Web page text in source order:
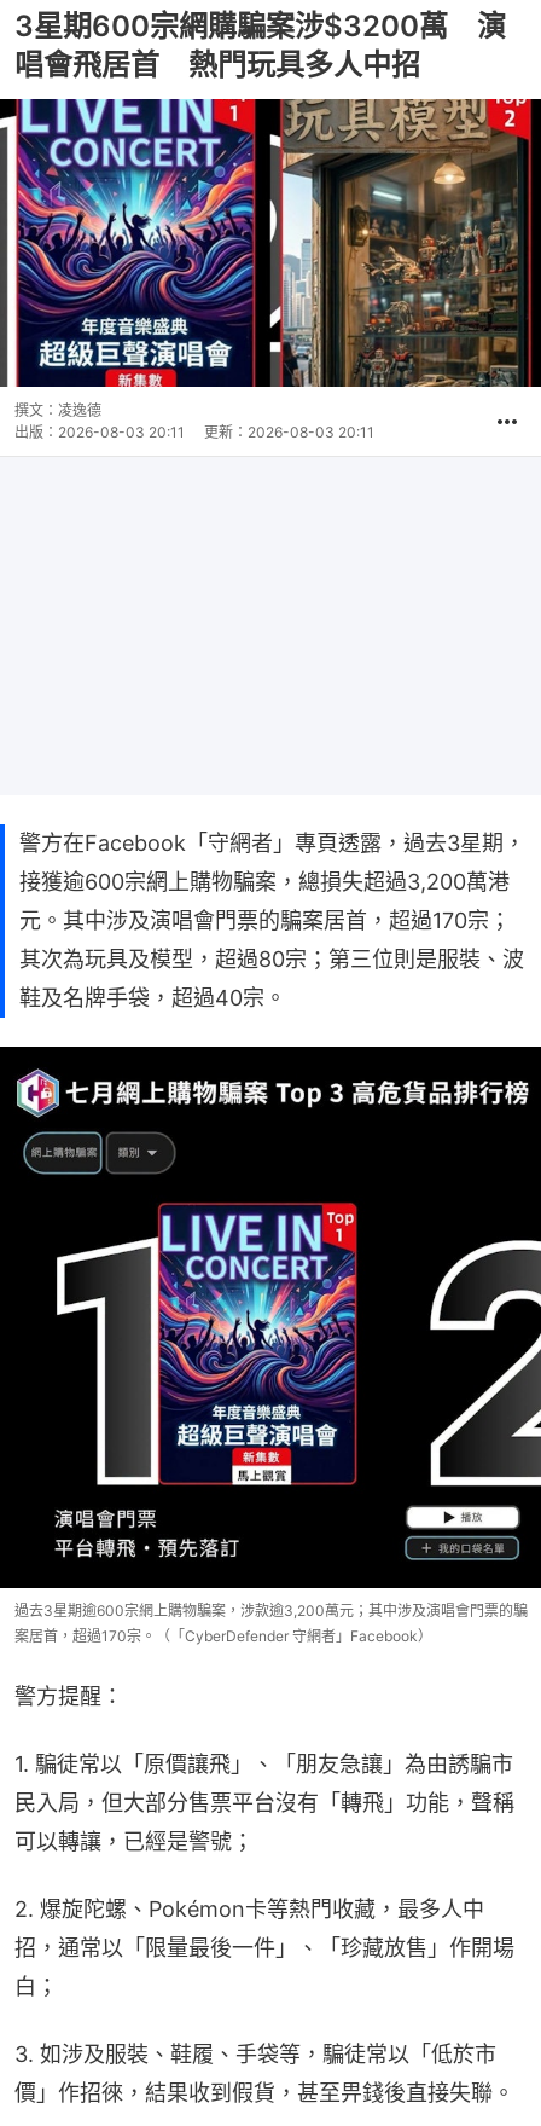
3星期600宗網購騙案涉$3200萬 演
唱會飛居首 熱門玩具多人中招
撰文： 凌逸德
出版： 2026-08-03 20:11 更新： 2026-08-03 20:11
警方在Facebook「守網者」專頁透露，過去3星期，
接獲逾600宗網上購物騙案，總損失超過3,200萬港
元。其中涉及演唱會門票的騙案居首，超過170宗；
其次為玩具及模型，超過80宗；第三位則是服裝、波
鞋及名牌手袋，超過40宗。
過去3星期逾600宗網上購物騙案，涉款逾3,200萬元；其中涉及演唱會門票的騙
案居首，超過170宗。（「CyberDefender 守網者」Facebook）
警方提醒：
1. 騙徒常以「原價讓飛」、「朋友急讓」為由誘騙市
民入局，但大部分售票平台沒有「轉飛」功能，聲稱
可以轉讓，已經是警號；
2. 爆旋陀螺、Pokémon卡等熱門收藏，最多人中
招，通常以「限量最後一件」、「珍藏放售」作開場
白；
3. 如涉及服裝、鞋履、手袋等，騙徒常以「低於市
價」作招徠，結果收到假貨，甚至畀錢後直接失聯。